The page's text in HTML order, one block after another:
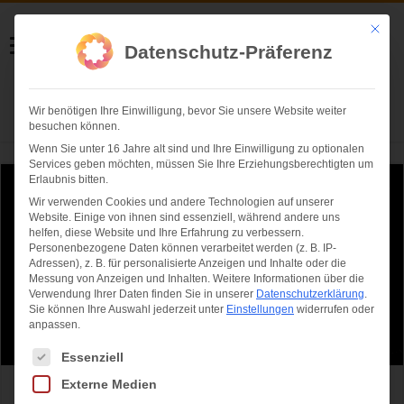
Helmut Swoboda
Fotografie
Herzlich willkommen
Feuerwerk, Feiern, Staunen und Genießen –
Mit
Datenschutz-Präferenz
Wir benötigen Ihre Einwilligung, bevor Sie unsere Website weiter
besuchen können.
Wenn Sie unter 16 Jahre alt sind und Ihre Einwilligung zu optionalen
Services geben möchten, müssen Sie Ihre Erziehungsberechtigten um
Erlaubnis bitten.
Wir verwenden Cookies und andere Technologien auf unserer
Website. Einige von ihnen sind essenziell, während andere uns
helfen, diese Website und Ihre Erfahrung zu verbessern.
Personenbezogene Daten können verarbeitet werden (z. B. IP-
Adressen), z. B. für personalisierte Anzeigen und Inhalte oder die
Messung von Anzeigen und Inhalten. Weitere Informationen über die
Verwendung Ihrer Daten finden Sie in unserer Datenschutzerklärung.
Sie können Ihre Auswahl jederzeit unter Einstellungen widerrufen oder
anpassen.
Es folgt eine Liste der Service-Gruppen, für die eine Einwilligung
Essenziell
Externe Medien